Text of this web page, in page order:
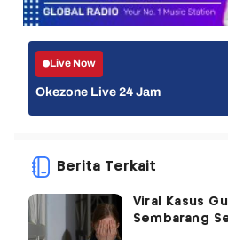
Live Now
Okezone Live 24 Jam
Berita Terkait
Viral Kasus
Sembarang